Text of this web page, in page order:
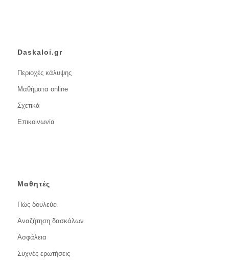
Daskaloi.gr
Περιοχές κάλυψης
Μαθήματα online
Σχετικά
Επικοινωνία
Μαθητές
Πώς δουλεύει
Αναζήτηση δασκάλων
Ασφάλεια
Συχνές ερωτήσεις